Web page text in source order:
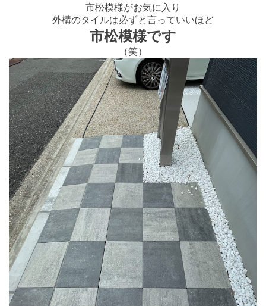
市松模様がお気に入り
外構のタイルは必ずと言っていいほど
市松模様です
（笑）